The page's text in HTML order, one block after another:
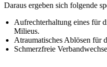
Daraus ergeben sich folgende
Aufrechterhaltung eines für
Milieus.
Atraumatisches Ablösen für
Schmerzfreie